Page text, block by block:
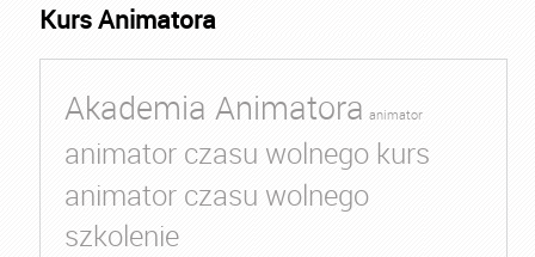
Kurs Animatora
Akademia Animatora animator
animator czasu wolnego kurs
animator czasu wolnego
szkolenie